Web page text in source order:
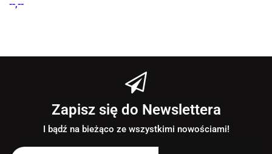
--,--
Zapisz się do Newslettera
I bądź na bieżąco ze wszystkimi nowościami!